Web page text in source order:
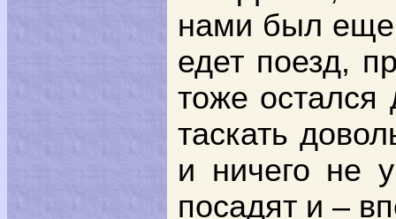
нами был еще
едет поезд,
тоже остался
таскать
и ничего не
посадят и –